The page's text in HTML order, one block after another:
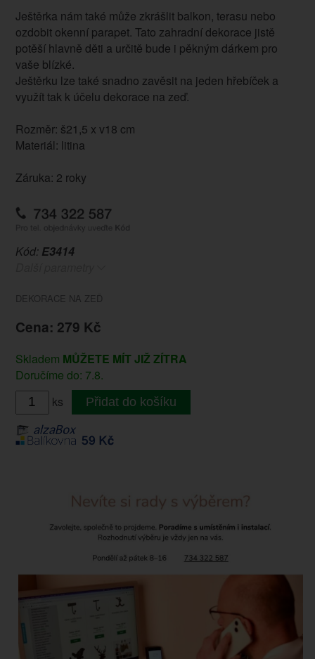
Ještěrka nám také může zkrášlit balkon, terasu nebo
ozdobit okenní parapet. Tato zahradní dekorace jistě
potěší hlavně děti a určitě bude i pěkným dárkem pro
vaše blízké.
Ještěrku lze také snadno zavěsit na jeden hřebíček a
využít tak k účelu dekorace na zeď.
Rozměr: š21,5 x v18 cm
Materiál: litina
Záruka: 2 roky
Kód: E3414
DEKORACE NA ZEĎ
Cena: 279 Kč
Skladem MŮŽETE MÍT JIŽ ZÍTRA
Doručíme do: 7.8.
ks
Přidat do košíku